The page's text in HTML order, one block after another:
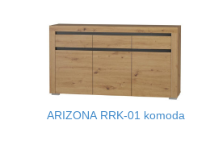
ARIZONA RRK-01 komoda